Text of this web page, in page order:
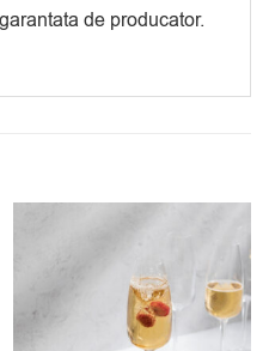
de producator.